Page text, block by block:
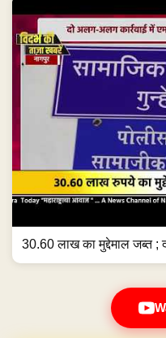
30.60 लाख का मुद्देमाल जब्त ;